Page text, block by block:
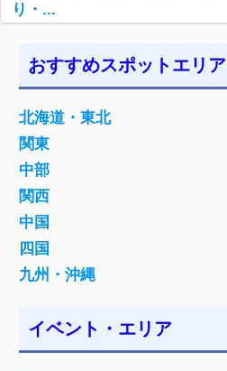
り・...
おすすめスポットエリア
北海道・東北
関東
中部
関西
中国
四国
九州・沖縄
イベント・エリア